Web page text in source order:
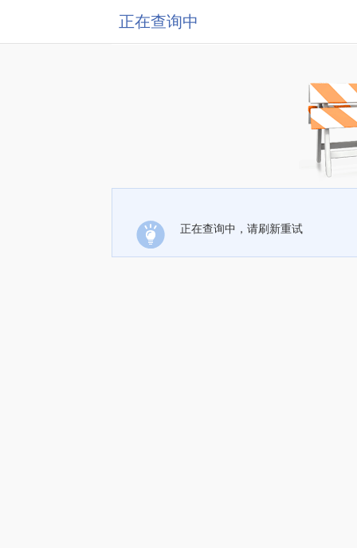
正在查询中
正在查询中，请刷新重试